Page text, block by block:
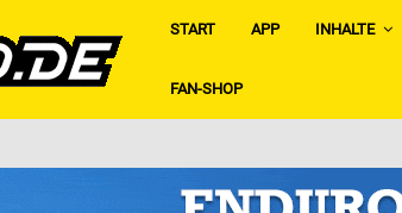
START APP INHALTE
FAN-SHOP